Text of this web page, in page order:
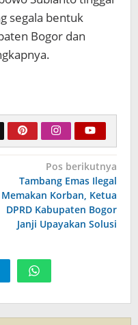
segala bentuk
Bogor dan
Pos berikutnya
Tambang Emas Ilegal
Memakan Korban, Ketua
DPRD Kabupaten Bogor
Janji Upayakan Solusi